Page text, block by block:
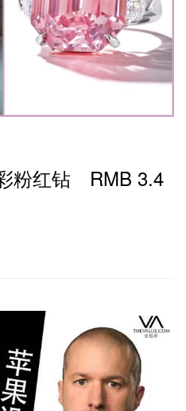
粉红钻 RMB 3.4